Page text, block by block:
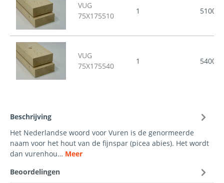
VUG
75X175510
1 5100
VUG
75X175540
1 5400
Beschrijving
Het Nederlandse woord voor Vuren is de genormeerde
naam voor het hout van de fijnspar (picea abies). Het wordt
dan vurenhou… Meer
Beoordelingen